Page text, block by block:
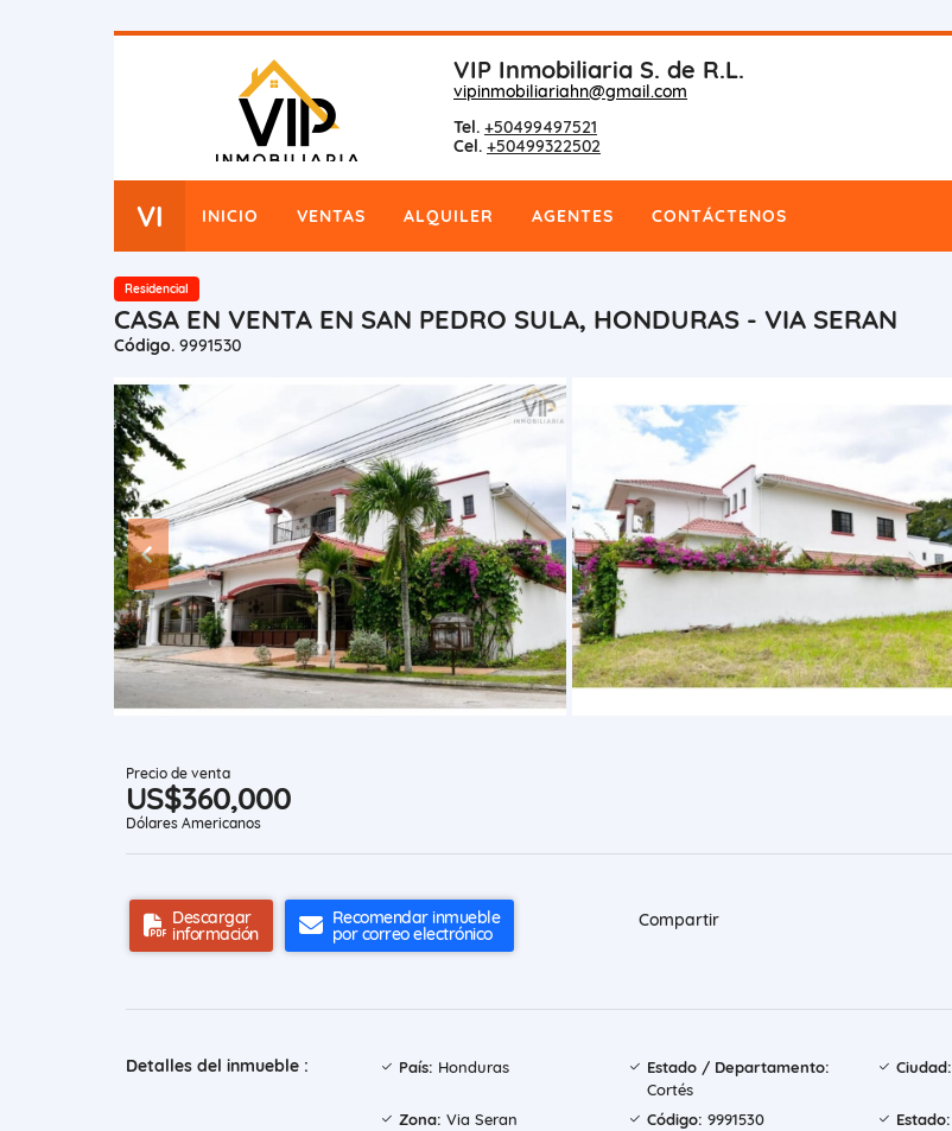
VIP Inmobiliaria S. de R.L.
vipinmobiliariahn@gmail.com
Tel. +50499497521
Cel. +50499322502
VI INICIO VENTAS ALQUILER AGENTES CONTÁCTENOS
Residencial
CASA EN VENTA EN SAN PEDRO SULA, HONDURAS - VIA SERAN
Código. 9991530
Precio de venta
US$360,000
Dólares Americanos
Descargar
información
Recomendar inmueble
por correo electrónico
Compartir
Detalles del inmueble : País: Honduras
Estado / Departamento:
Cortés
Ciudad:
Zona: Via Seran Código: 9991530 Estado: